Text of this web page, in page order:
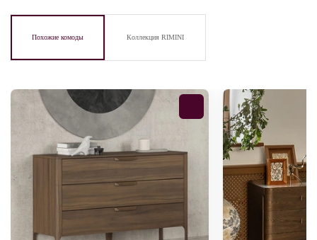
Похожие комоды Коллекция RIMINI